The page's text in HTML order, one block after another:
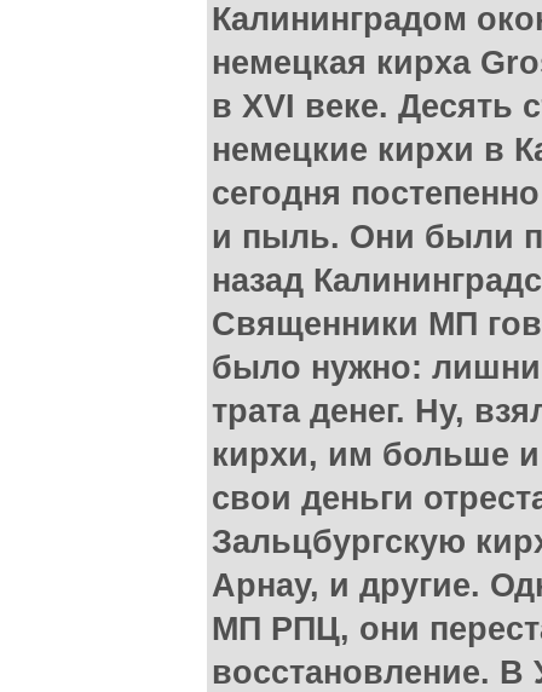
Калининградом
немецкая кирха
в XVI веке. Десять
немецкие кирхи в
сегодня
и пыль. Они были
назад
Священники МП
было нужно:
трата денег. Ну,
кирхи, им больше
свои деньги
Зальцбургскую
Арнау, и другие.
МП РПЦ, они
восстановление.